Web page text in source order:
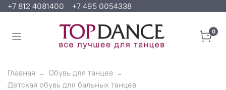
+7 812 4081400 +7 495 0054338
0
Главная
Обувь для танцев
Детская обувь для бальных танцев